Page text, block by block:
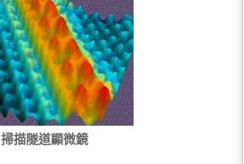
掃描隧道顯微鏡